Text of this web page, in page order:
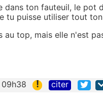
dans ton fauteuil, le pot
tu puisse utiliser tout
au top, mais elle n'est
! citer